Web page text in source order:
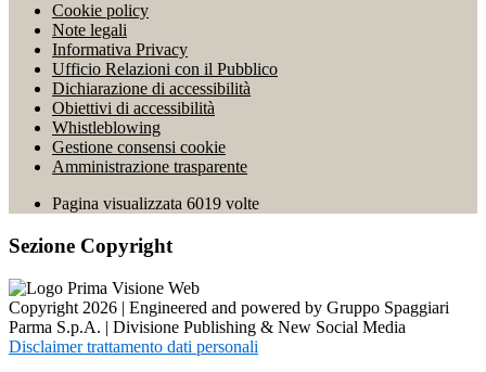
Cookie policy
Note legali
Informativa Privacy
Ufficio Relazioni con il Pubblico
Dichiarazione di accessibilità
Obiettivi di accessibilità
Whistleblowing
Gestione consensi cookie
Amministrazione trasparente
Pagina visualizzata 6019 volte
Sezione Copyright
Copyright 2026 | Engineered and powered by Gruppo Spaggiari
Parma S.p.A. | Divisione Publishing & New Social Media
Disclaimer trattamento dati personali